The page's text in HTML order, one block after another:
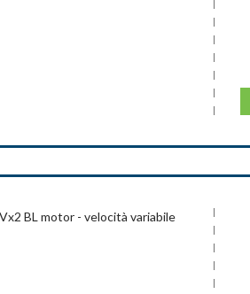
BL motor - velocità variabile